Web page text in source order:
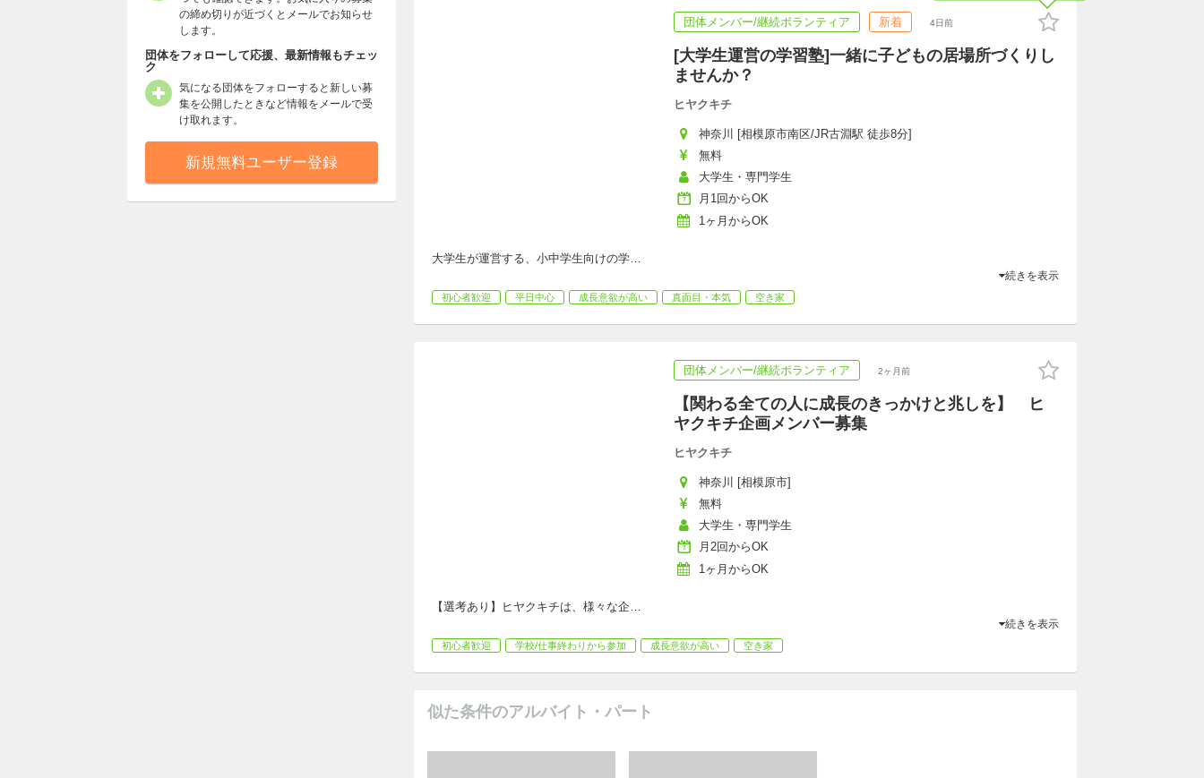
団体メンバー/継続ボランティア 新着 4日前
[大学生運営の学習塾]一緒に子どもの居場所づくりし
ませんか？
ヒヤクキチ
神奈川 [相模原市南区/JR古淵駅 徒歩8分]
無料
大学生・専門学生
月1回からOK
1ヶ月からOK
大学生が運営する、小中学生向けの学…
続きを表示
初心者歓迎 平日中心 成長意欲が高い 真面目・本気 空き家
団体メンバー/継続ボランティア 2ヶ月前
【関わる全ての人に成長のきっかけと兆しを】 ヒ
ヤクキチ企画メンバー募集
ヒヤクキチ
神奈川 [相模原市]
無料
大学生・専門学生
月2回からOK
1ヶ月からOK
【選考あり】ヒヤクキチは、様々な企…
続きを表示
初心者歓迎 学校/仕事終わりから参加 成長意欲が高い 空き家
似た条件のアルバイト・パート
の締め切りが近づくとメールでお知らせ
します。
団体をフォローして応援、最新情報もチェッ
ク
気になる団体をフォローすると新しい募
集を公開したときなど情報をメールで受
け取れます。
新規無料ユーザー登録